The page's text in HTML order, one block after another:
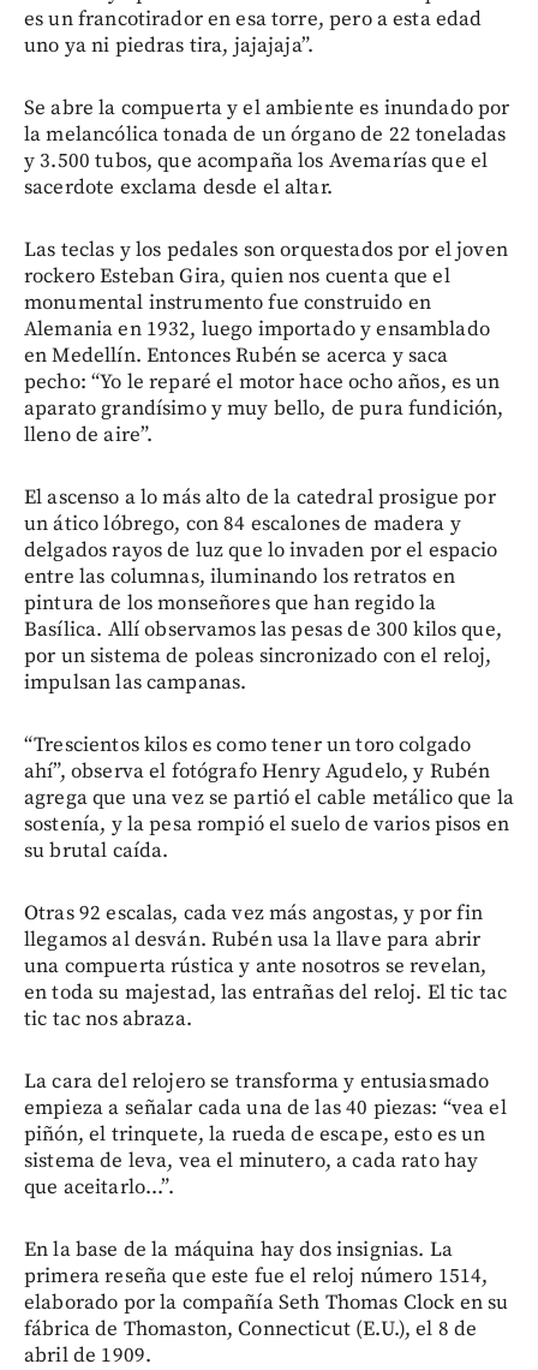
es un francotirador en esa torre, pero a esta edad
uno ya ni piedras tira, jajajaja”.
Se abre la compuerta y el ambiente es inundado por
la melancólica tonada de un órgano de 22 toneladas
y 3.500 tubos, que acompaña los Avemarías que el
sacerdote exclama desde el altar.
Las teclas y los pedales son orquestados por el joven
rockero Esteban Gira, quien nos cuenta que el
monumental instrumento fue construido en
Alemania en 1932, luego importado y ensamblado
en Medellín. Entonces Rubén se acerca y saca
pecho: “Yo le reparé el motor hace ocho años, es un
aparato grandísimo y muy bello, de pura fundición,
lleno de aire”.
El ascenso a lo más alto de la catedral prosigue por
un ático lóbrego, con 84 escalones de madera y
delgados rayos de luz que lo invaden por el espacio
entre las columnas, iluminando los retratos en
pintura de los monseñores que han regido la
Basílica. Allí observamos las pesas de 300 kilos que,
por un sistema de poleas sincronizado con el reloj,
impulsan las campanas.
“Trescientos kilos es como tener un toro colgado
ahí”, observa el fotógrafo Henry Agudelo, y Rubén
agrega que una vez se partió el cable metálico que la
sostenía, y la pesa rompió el suelo de varios pisos en
su brutal caída.
Otras 92 escalas, cada vez más angostas, y por fin
llegamos al desván. Rubén usa la llave para abrir
una compuerta rústica y ante nosotros se revelan,
en toda su majestad, las entrañas del reloj. El tic tac
tic tac nos abraza.
La cara del relojero se transforma y entusiasmado
empieza a señalar cada una de las 40 piezas: “vea el
piñón, el trinquete, la rueda de escape, esto es un
sistema de leva, vea el minutero, a cada rato hay
que aceitarlo...”.
En la base de la máquina hay dos insignias. La
primera reseña que este fue el reloj número 1514,
elaborado por la compañía Seth Thomas Clock en su
fábrica de Thomaston, Connecticut (E.U.), el 8 de
abril de 1909.